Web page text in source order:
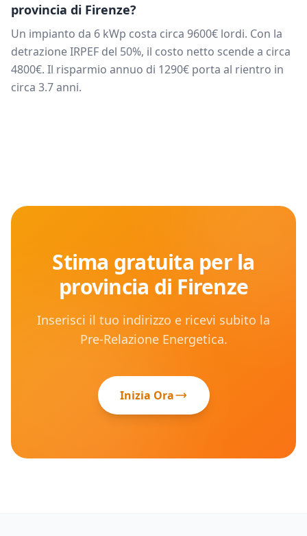
provincia di Firenze?
Un impianto da 6 kWp costa circa 9600€ lordi. Con la
detrazione IRPEF del 50%, il costo netto scende a circa
4800€. Il risparmio annuo di 1290€ porta al rientro in
circa 3.7anni.
Stima gratuita per la
provincia di Firenze
Inserisci il tuo indirizzo e ricevi subito la
Pre-Relazione Energetica.
Inizia Ora